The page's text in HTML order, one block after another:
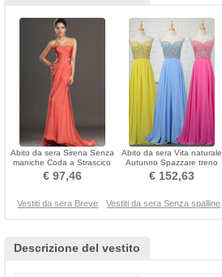
Abito da sera Sirena Senza
maniche Coda a Strascico
corto Primavera
€ 97,46
Abito da sera Vita naturale
Autunno Spazzare treno
Triangolo invertito
€ 152,63
Vestiti da sera Breve Vestiti da sera Senza spalline
Descrizione del vestito